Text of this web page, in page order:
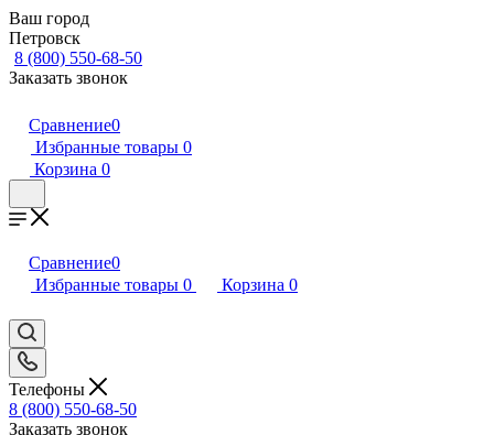
Ваш город
Петровск
8 (800) 550-68-50
Заказать звонок
Сравнение0
Избранные товары 0
Корзина 0
Сравнение0
Избранные товары 0 Корзина 0
Телефоны
8 (800) 550-68-50
Заказать звонок